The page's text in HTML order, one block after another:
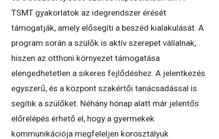
TSMT gyakorlatok az idegrendszer érését
támogatják, amely elősegíti a beszéd kialakulását. A
program során a szülők is aktív szerepet vállalnak,
hiszen az otthoni környezet támogatása
elengedhetetlen a sikeres fejlődéshez. A jelentkezés
egyszerű, és a központ szakértői tanácsadással is
segítik a szülőket. Néhány hónap alatt már jelentős
előrelépés érhető el, hogy a gyermekek
kommunikációja megfeleljen korosztályuk